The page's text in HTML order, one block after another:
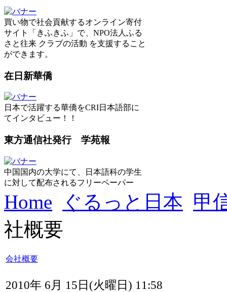
買い物で社会貢献するオンライン寄付
サイト「きふきふ」で、NPO法人ふる
さと往来 クラブの活動 を支援すること
ができます。
在日新華僑
日本で活躍する華僑をCRI日本語部に
てインタビュー！！
東方通信社発行 学苑報
中国国内の大学にて、日本語科の学生
に対して配布されるフリーペーパー
Home ぐるっと日本 甲
社概要
会社概要
2010年 6月 15日(火曜日) 11:58